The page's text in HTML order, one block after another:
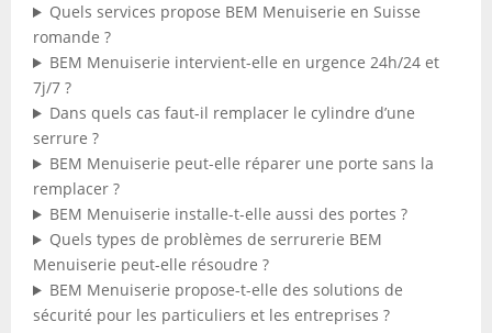
Quels services propose BEM Menuiserie en Suisse
romande ?
BEM Menuiserie intervient-elle en urgence 24h/24 et
7j/7 ?
Dans quels cas faut-il remplacer le cylindre d’une
serrure ?
BEM Menuiserie peut-elle réparer une porte sans la
remplacer ?
BEM Menuiserie installe-t-elle aussi des portes ?
Quels types de problèmes de serrurerie BEM
Menuiserie peut-elle résoudre ?
BEM Menuiserie propose-t-elle des solutions de
sécurité pour les particuliers et les entreprises ?